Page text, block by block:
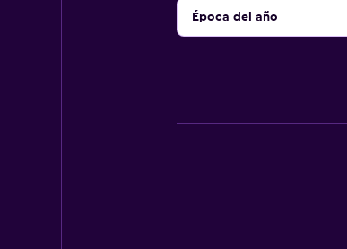
Época del año